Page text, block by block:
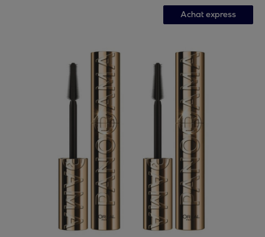
Achat express